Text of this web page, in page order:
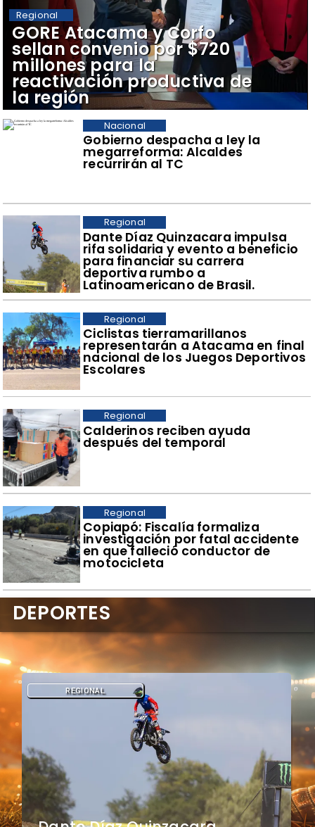
Gobierno despacha a ley la
megarreforma: Alcaldes
recurrirán al TC
Nacional
Dante Díaz Quinzacara impulsa
rifa solidaria y evento a beneficio
para financiar su carrera
deportiva rumbo a
Latinoamericano de Brasil.
Regional
​Ciclistas tierramarillanos
representarán a Atacama en final
nacional de los Juegos Deportivos
Escolares
Regional
​Calderinos reciben ayuda
después del temporal
Regional
​Copiapó: Fiscalía formaliza
investigación por fatal accidente
en que falleció conductor de
motocicleta
Regional
​GORE Atacama y Corfo
sellan convenio por $720
millones para la
reactivación productiva de
la región
Regional
REGIONAL
DEPORTES